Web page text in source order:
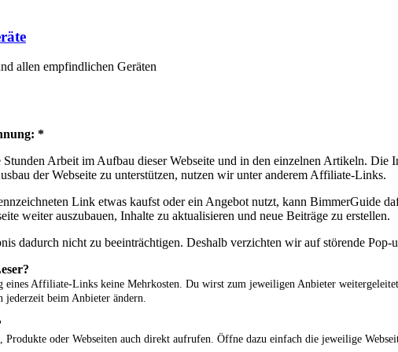
allen empfindlichen Geräten
*
Arbeit im Aufbau dieser Webseite und in den einzelnen Artikeln.
der Webseite zu unterstützen, nutzen wir unter anderem Affiliate-Links.
Link etwas kaufst oder ein Angebot nutzt, kann BimmerGuide
weiter auszubauen, Inhalte zu aktualisieren und neue Beiträge zu erstellen.
dadurch nicht zu beeinträchtigen. Deshalb verzichten wir auf störende
Affiliate-Links keine Mehrkosten. Du wirst zum jeweiligen Anbieter
jederzeit beim Anbieter ändern.
oder Webseiten auch direkt aufrufen. Öffne dazu einfach die jeweilige